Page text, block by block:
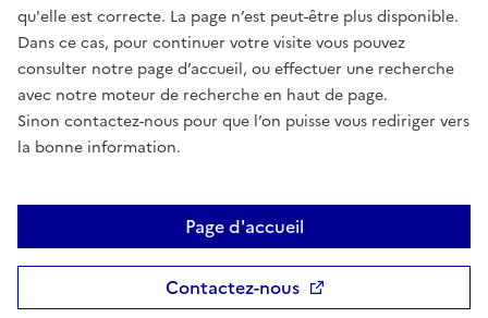
qu'elle est correcte. La page n’est peut-être plus disponible.
Dans ce cas, pour continuer votre visite vous pouvez
consulter notre page d’accueil, ou effectuer une recherche
avec notre moteur de recherche en haut de page.
Sinon contactez-nous pour que l’on puisse vous rediriger vers
la bonne information.
Page d'accueil
Contactez-nous